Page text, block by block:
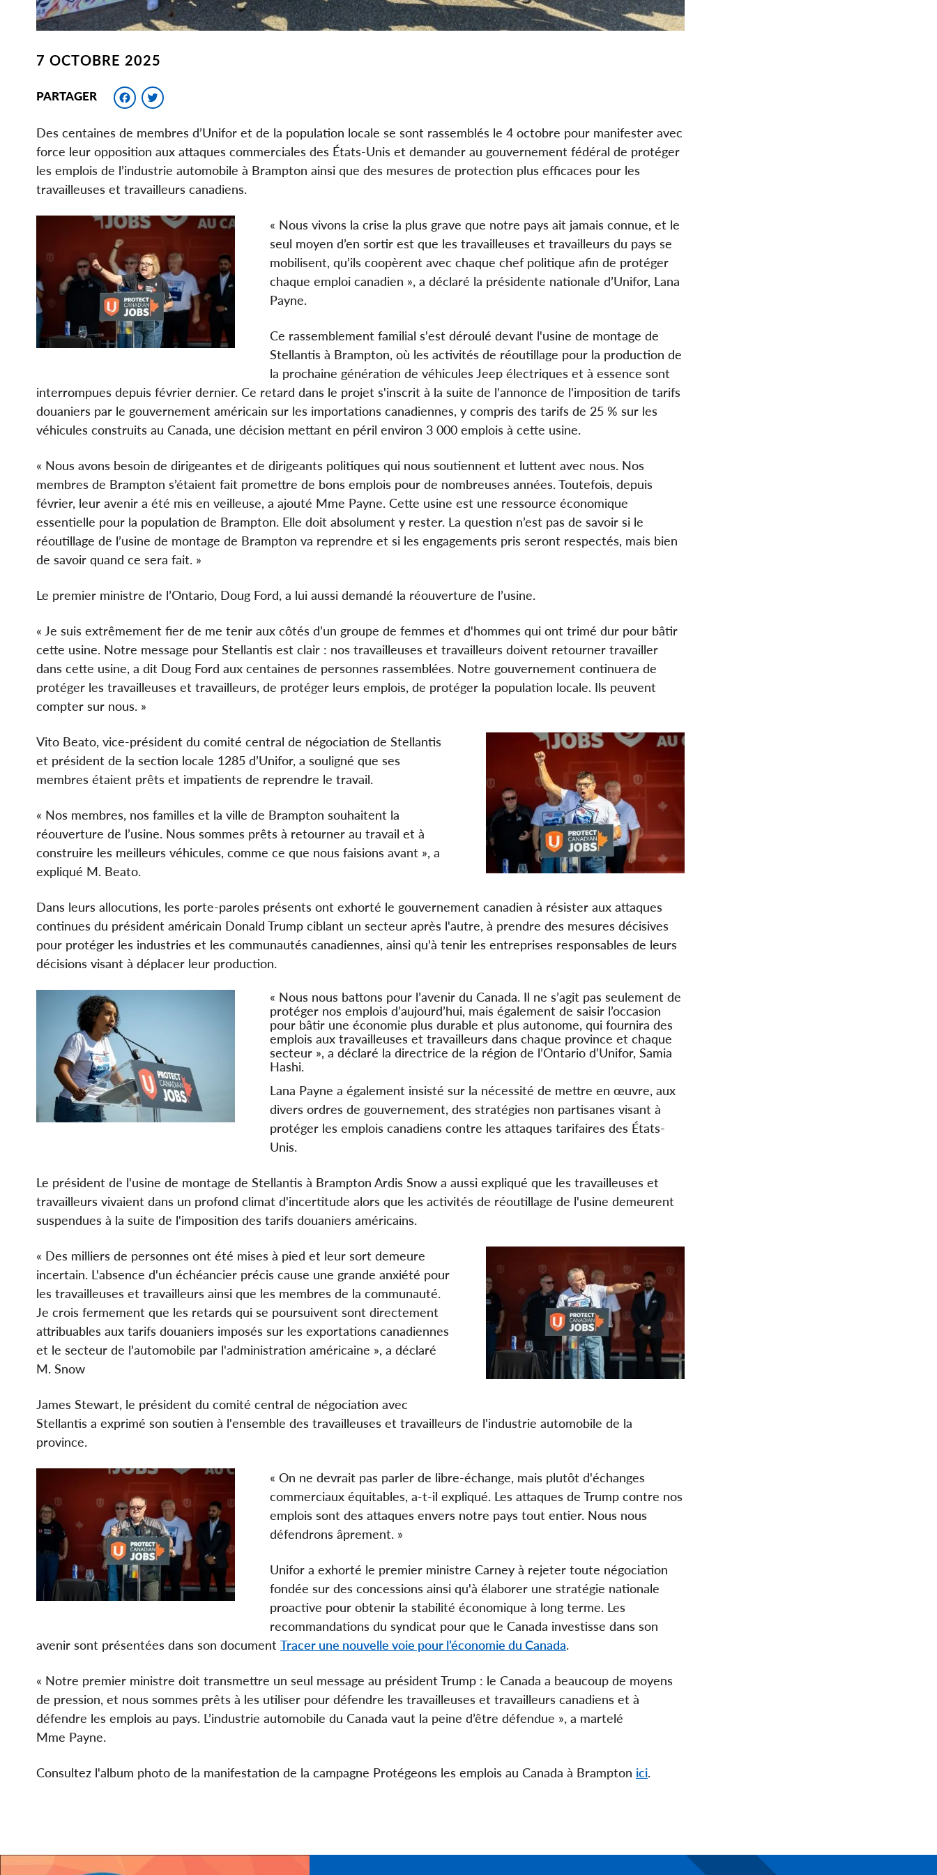
7 OCTOBRE 2025
PARTAGER Facebook
Des centaines de membres d’Unifor et de la population locale se sont rassemblés le 4 octobre pour manifester avec
force leur opposition aux attaques commerciales des États-Unis et demander au gouvernement fédéral de protéger
les emplois de l’industrie automobile à Brampton ainsi que des mesures de protection plus efficaces pour les
travailleuses et travailleurs canadiens.
« Nous vivons la crise la plus grave que notre pays ait jamais connue, et le
seul moyen d’en sortir est que les travailleuses et travailleurs du pays se
mobilisent, qu’ils coopèrent avec chaque chef politique afin de protéger
chaque emploi canadien », a déclaré la présidente nationale d’Unifor, Lana
Payne.
Ce rassemblement familial s'est déroulé devant l'usine de montage de
Stellantis à Brampton, où les activités de réoutillage pour la production de
la prochaine génération de véhicules Jeep électriques et à essence sont
interrompues depuis février dernier. Ce retard dans le projet s'inscrit à la suite de l'annonce de l'imposition de tarifs
douaniers par le gouvernement américain sur les importations canadiennes, y compris des tarifs de 25 % sur les
véhicules construits au Canada, une décision mettant en péril environ 3 000 emplois à cette usine.
« Nous avons besoin de dirigeantes et de dirigeants politiques qui nous soutiennent et luttent avec nous. Nos
membres de Brampton s’étaient fait promettre de bons emplois pour de nombreuses années. Toutefois, depuis
février, leur avenir a été mis en veilleuse, a ajouté Mme Payne. Cette usine est une ressource économique
essentielle pour la population de Brampton. Elle doit absolument y rester. La question n’est pas de savoir si le
réoutillage de l’usine de montage de Brampton va reprendre et si les engagements pris seront respectés, mais bien
de savoir quand ce sera fait. »
Le premier ministre de l’Ontario, Doug Ford, a lui aussi demandé la réouverture de l’usine.
« Je suis extrêmement fier de me tenir aux côtés d’un groupe de femmes et d'hommes qui ont trimé dur pour bâtir
cette usine. Notre message pour Stellantis est clair : nos travailleuses et travailleurs doivent retourner travailler
dans cette usine, a dit Doug Ford aux centaines de personnes rassemblées. Notre gouvernement continuera de
protéger les travailleuses et travailleurs, de protéger leurs emplois, de protéger la population locale. Ils peuvent
compter sur nous. »
Vito Beato, vice-président du comité central de négociation de Stellantis
et président de la section locale 1285 d’Unifor, a souligné que ses
membres étaient prêts et impatients de reprendre le travail.
« Nos membres, nos familles et la ville de Brampton souhaitent la
réouverture de l’usine. Nous sommes prêts à retourner au travail et à
construire les meilleurs véhicules, comme ce que nous faisions avant », a
expliqué M. Beato.
Dans leurs allocutions, les porte-paroles présents ont exhorté le gouvernement canadien à résister aux attaques
continues du président américain Donald Trump ciblant un secteur après l'autre, à prendre des mesures décisives
pour protéger les industries et les communautés canadiennes, ainsi qu'à tenir les entreprises responsables de leurs
décisions visant à déplacer leur production.
« Nous nous battons pour l’avenir du Canada. Il ne s’agit pas seulement de
protéger nos emplois d’aujourd’hui, mais également de saisir l’occasion
pour bâtir une économie plus durable et plus autonome, qui fournira des
emplois aux travailleuses et travailleurs dans chaque province et chaque
secteur », a déclaré la directrice de la région de l’Ontario d’Unifor, Samia
Hashi.
Lana Payne a également insisté sur la nécessité de mettre en œuvre, aux
divers ordres de gouvernement, des stratégies non partisanes visant à
protéger les emplois canadiens contre les attaques tarifaires des États-
Unis.
Le président de l'usine de montage de Stellantis à Brampton Ardis Snow a aussi expliqué que les travailleuses et
travailleurs vivaient dans un profond climat d'incertitude alors que les activités de réoutillage de l'usine demeurent
suspendues à la suite de l'imposition des tarifs douaniers américains.
« Des milliers de personnes ont été mises à pied et leur sort demeure
incertain. L'absence d'un échéancier précis cause une grande anxiété pour
les travailleuses et travailleurs ainsi que les membres de la communauté.
Je crois fermement que les retards qui se poursuivent sont directement
attribuables aux tarifs douaniers imposés sur les exportations canadiennes
et le secteur de l'automobile par l'administration américaine », a déclaré
M. Snow
James Stewart, le président du comité central de négociation avec
Stellantis a exprimé son soutien à l'ensemble des travailleuses et travailleurs de l'industrie automobile de la
province.
« On ne devrait pas parler de libre-échange, mais plutôt d'échanges
commerciaux équitables, a-t-il expliqué. Les attaques de Trump contre nos
emplois sont des attaques envers notre pays tout entier. Nous nous
défendrons âprement. »
Unifor a exhorté le premier ministre Carney à rejeter toute négociation
fondée sur des concessions ainsi qu'à élaborer une stratégie nationale
proactive pour obtenir la stabilité économique à long terme. Les
recommandations du syndicat pour que le Canada investisse dans son
avenir sont présentées dans son document Tracer une nouvelle voie pour l’économie du Canada.
« Notre premier ministre doit transmettre un seul message au président Trump : le Canada a beaucoup de moyens
de pression, et nous sommes prêts à les utiliser pour défendre les travailleuses et travailleurs canadiens et à
défendre les emplois au pays. L’industrie automobile du Canada vaut la peine d’être défendue », a martelé
Mme Payne.
Consultez l'album photo de la manifestation de la campagne Protégeons les emplois au Canada à Brampton ici.